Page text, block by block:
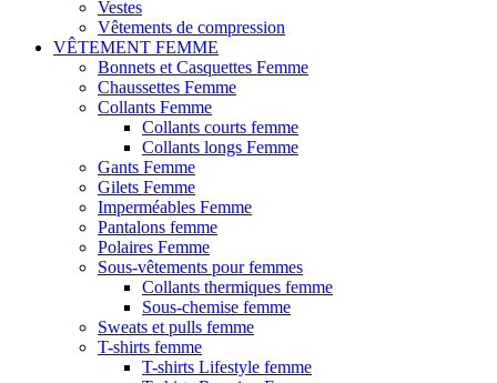
Vestes
Vêtements de compression
VÊTEMENT FEMME
Bonnets et Casquettes Femme
Chaussettes Femme
Collants Femme
Collants courts femme
Collants longs Femme
Gants Femme
Gilets Femme
Imperméables Femme
Pantalons femme
Polaires Femme
Sous-vêtements pour femmes
Collants thermiques femme
Sous-chemise femme
Sweats et pulls femme
T-shirts femme
T-shirts Lifestyle femme